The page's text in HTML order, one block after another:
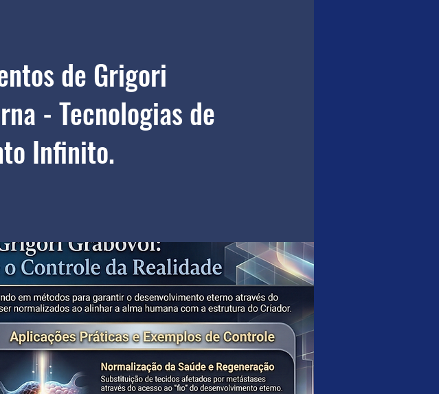
de Grigori
- Tecnologias de
Infinito.